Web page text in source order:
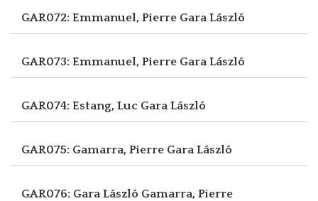
GAR072: Emmanuel, Pierre Gara László
GAR073: Emmanuel, Pierre Gara László
GAR074: Estang, Luc Gara László
GAR075: Gamarra, Pierre Gara László
GAR076: Gara László Gamarra, Pierre